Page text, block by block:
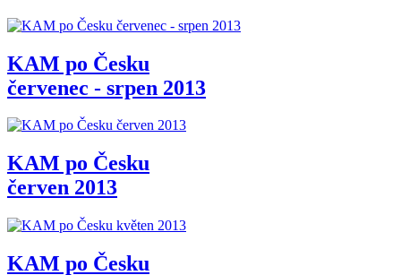
KAM po Česku
červenec - srpen 2013
KAM po Česku
červen 2013
KAM po Česku